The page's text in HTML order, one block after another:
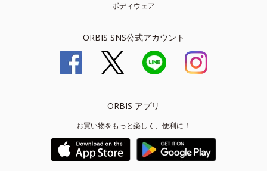
ボディウェア
ORBIS SNS公式アカウント
ORBIS アプリ
お買い物をもっと楽しく、便利に！